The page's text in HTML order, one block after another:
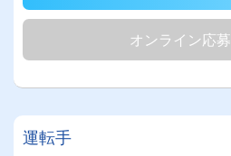
オンライン応募
運転手